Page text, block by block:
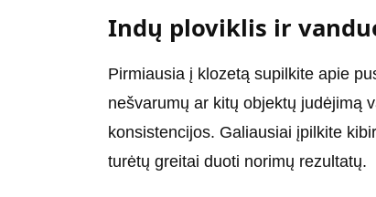
Indų ploviklis ir
Pirmiausia į klozetą supilkite apie
nešvarumų ar kitų objektų judėjimą
konsistencijos. Galiausiai įpilkite
turėtų greitai duoti norimų rezultatų.